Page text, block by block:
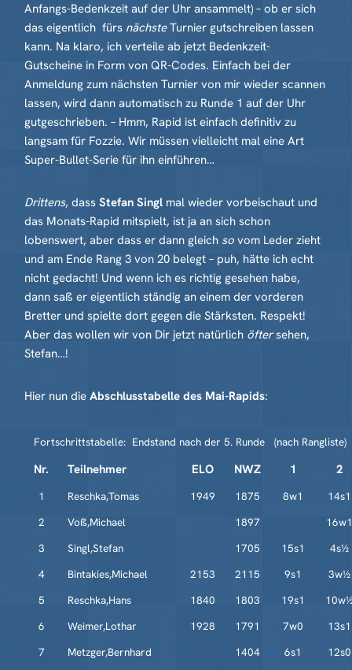
Anfangs-Bedenkzeit auf der Uhr ansammelt) – ob er sich
das eigentlich fürs nächsteTurnier gutschreiben lassen
kann. Na klaro, ich verteile ab jetzt Bedenkzeit-
Gutscheine in Form von QR-Codes. Einfach bei der
Anmeldung zum nächsten Turnier von mir wieder scannen
lassen, wird dann automatisch zu Runde 1 auf der Uhr
gutgeschrieben. – Hmm, Rapid ist einfach definitiv zu
langsam für Fozzie. Wir müssen vielleicht mal eine Art
Super-Bullet-Serie für ihn einführen…
Drittens, dass Stefan Singl mal wieder vorbeischaut und
das Monats-Rapid mitspielt, ist ja an sich schon
lobenswert, aber dass er dann gleich so vom Leder zieht
und am Ende Rang 3 von 20 belegt – puh, hätte ich echt
nicht gedacht! Und wenn ich es richtig gesehen habe,
dann saß er eigentlich ständig an einem der vorderen
Bretter und spielte dort gegen die Stärksten. Respekt!
Aber das wollen wir von Dir jetzt natürlich öftersehen,
Stefan…!
Hier nun die Abschlusstabelle des Mai-Rapids:
Fortschrittstabelle: Endstand nach der 5. Runde (nach Rangliste)
Nr. Teilnehmer ELO NWZ 1 2
1 Reschka,Tomas 1949 1875 8w1
14s1
2
Voß,Michael 1897
16w1
3
Singl,Stefan 1705 15s1
4s½
4
Bintakies,Michael 2153 2115 9s1
3w½
5
Reschka,Hans 1840 1803 19s1
6
Weimer,Lothar 1928 1791 7w0
13s1
7
Metzger,Bernhard 1404 6s1
12s0